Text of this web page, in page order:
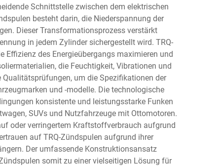
Schnittstelle zwischen dem elektrischen
besteht darin, die Niederspannung der
Dieser Transformationsprozess verstärkt
in jedem Zylinder sichergestellt wird. TRQ-
des Energieübergangs maximieren und
die Feuchtigkeit, Vibrationen und
um die Spezifikationen der
und -modelle. Die technologische
konsistente und leistungsstarke Funken
SUVs und Nutzfahrzeuge mit Ottomotoren.
oder verringertem Kraftstoffverbrauch aufgrund
auf TRQ-Zündspulen aufgrund ihrer
Der umfassende Konstruktionsansatz
somit zu einer vielseitigen Lösung für